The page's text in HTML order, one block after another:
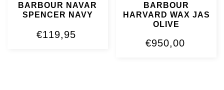
BARBOUR NAVAR
SPENCER NAVY
€119,95
BARBOUR
HARVARD WAX JAS
OLIVE
€950,00